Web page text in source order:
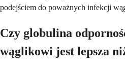
podejściem do poważnych infekcji
Czy globulina
wąglikowi jest lepsza